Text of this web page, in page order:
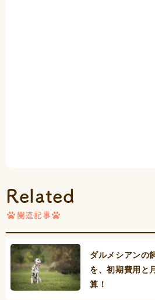
Related
関連記事
ダルメシアンの
を、初期費用と
算！